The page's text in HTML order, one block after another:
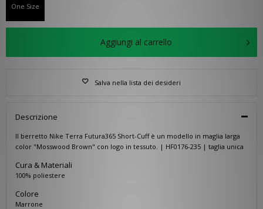
One Size
Aggiungi al carrello
Salva nella lista dei desideri
Descrizione
Il berretto Nike Terra Futura365 Short-Cuff è un modello in maglia larga
color "Mosswood Brown" con logo in tessuto. | HF0176-235 | taglia unica
Cura & Materiali
100% poliestere
Colore
Marrone